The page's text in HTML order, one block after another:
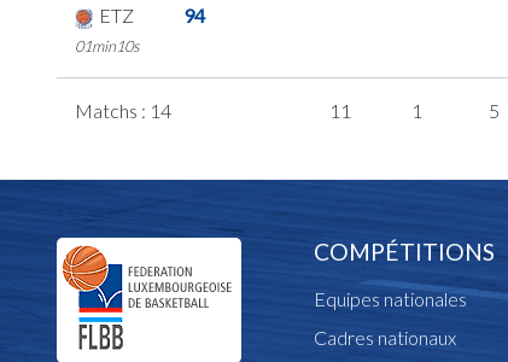
ETZ 94
01min10s
Matchs : 14 11 1 5
COMPÉTITIONS
Equipes nationales
Cadres nationaux